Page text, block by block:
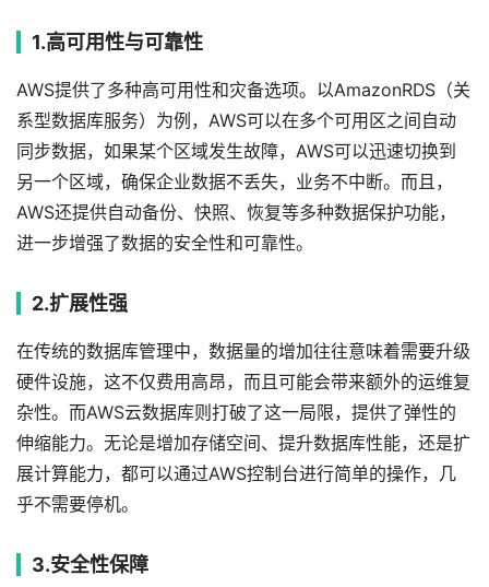
1.高可用性与可靠性
AWS提供了多种高可用性和灾备选项。以AmazonRDS（关
系型数据库服务）为例，AWS可以在多个可用区之间自动
同步数据，如果某个区域发生故障，AWS可以迅速切换到
另一个区域，确保企业数据不丢失，业务不中断。而且，
AWS还提供自动备份、快照、恢复等多种数据保护功能，
进一步增强了数据的安全性和可靠性。
2.扩展性强
在传统的数据库管理中，数据量的增加往往意味着需要升级
硬件设施，这不仅费用高昂，而且可能会带来额外的运维复
杂性。而AWS云数据库则打破了这一局限，提供了弹性的
伸缩能力。无论是增加存储空间、提升数据库性能，还是扩
展计算能力，都可以通过AWS控制台进行简单的操作，几
乎不需要停机。
3.安全性保障